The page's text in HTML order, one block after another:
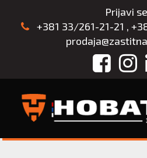
Prijavi se
+381 33/261-21-21 ,